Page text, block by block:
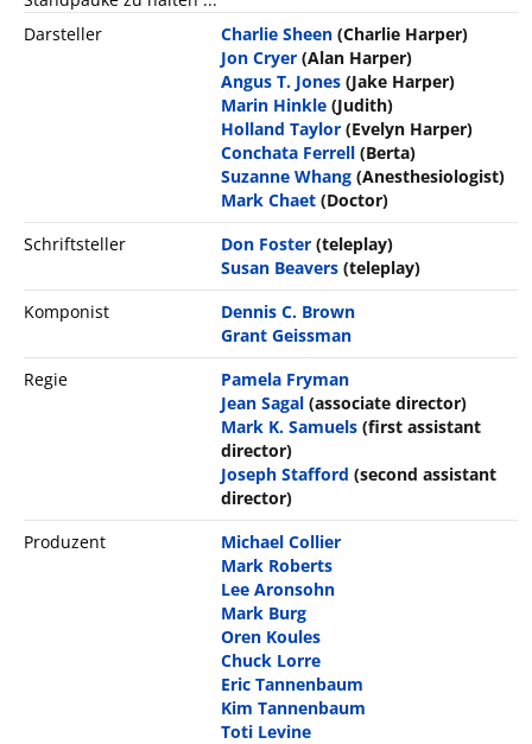
Darsteller
Charlie Sheen (Charlie Harper)
Jon Cryer (Alan Harper)
Angus T. Jones (Jake Harper)
Marin Hinkle (Judith)
Holland Taylor (Evelyn Harper)
Conchata Ferrell (Berta)
Suzanne Whang (Anesthesiologist)
Mark Chaet (Doctor)
Schriftsteller
Don Foster (teleplay)
Susan Beavers (teleplay)
Komponist
Dennis C. Brown
Grant Geissman
Regie
Pamela Fryman
Jean Sagal (associate director)
Mark K. Samuels (first assistant
director)
Joseph Stafford (second assistant
director)
Produzent
Michael Collier
Mark Roberts
Lee Aronsohn
Mark Burg
Oren Koules
Chuck Lorre
Eric Tannenbaum
Kim Tannenbaum
Toti Levine